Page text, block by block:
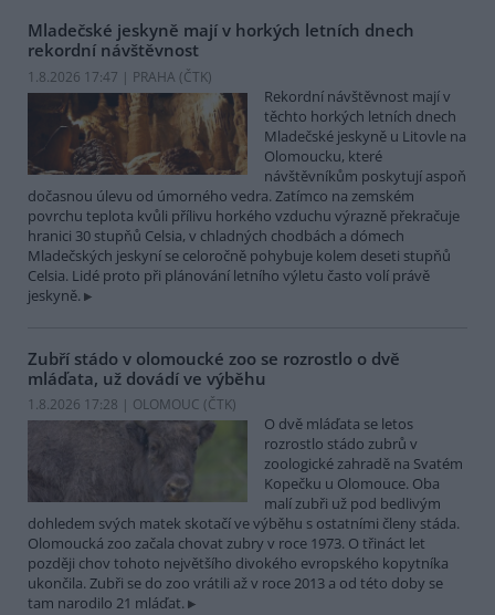
Mladečské jeskyně mají v horkých letních dnech
rekordní návštěvnost
1.8.2026 17:47 | PRAHA (ČTK)
Rekordní návštěvnost mají v
těchto horkých letních dnech
Mladečské jeskyně u Litovle na
Olomoucku, které
návštěvníkům poskytují aspoň
dočasnou úlevu od úmorného vedra. Zatímco na zemském
povrchu teplota kvůli přílivu horkého vzduchu výrazně překračuje
hranici 30 stupňů Celsia, v chladných chodbách a dómech
Mladečských jeskyní se celoročně pohybuje kolem deseti stupňů
Celsia. Lidé proto při plánování letního výletu často volí právě
jeskyně.
Zubří stádo v olomoucké zoo se rozrostlo o dvě
mláďata, už dovádí ve výběhu
1.8.2026 17:28 | OLOMOUC (ČTK)
O dvě mláďata se letos
rozrostlo stádo zubrů v
zoologické zahradě na Svatém
Kopečku u Olomouce. Oba
malí zubři už pod bedlivým
dohledem svých matek skotačí ve výběhu s ostatními členy stáda.
Olomoucká zoo začala chovat zubry v roce 1973. O třináct let
později chov tohoto největšího divokého evropského kopytníka
ukončila. Zubři se do zoo vrátili až v roce 2013 a od této doby se
tam narodilo 21 mláďat.